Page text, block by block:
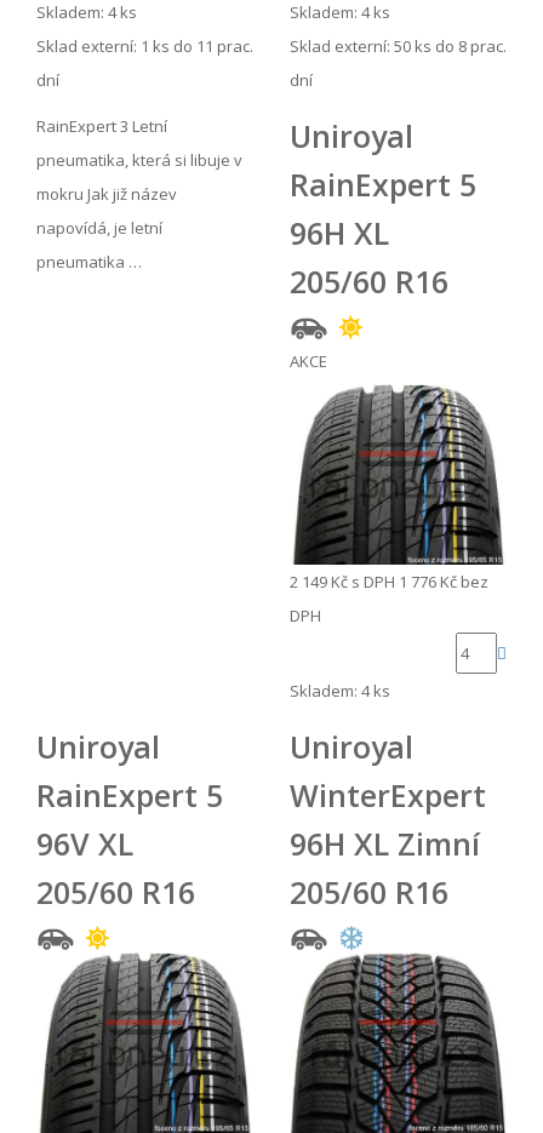
Skladem: 4 ks
Sklad externí: 1 ks do 11 prac.
dní
RainExpert 3 Letní
pneumatika, která si libuje v
mokru Jak již název
napovídá, je letní
pneumatika …
Skladem: 4 ks
Sklad externí: 50 ks do 8 prac.
dní
Uniroyal
RainExpert 5
96H XL
205/60 R16
AKCE
2 149 Kč s DPH 1 776 Kč bez
DPH
Skladem: 4 ks
Uniroyal
RainExpert 5
96V XL
205/60 R16
Uniroyal
WinterExpert
96H XL Zimní
205/60 R16